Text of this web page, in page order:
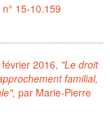
15-10.159
2016, "Le droit
familial,
par Marie-Pierre